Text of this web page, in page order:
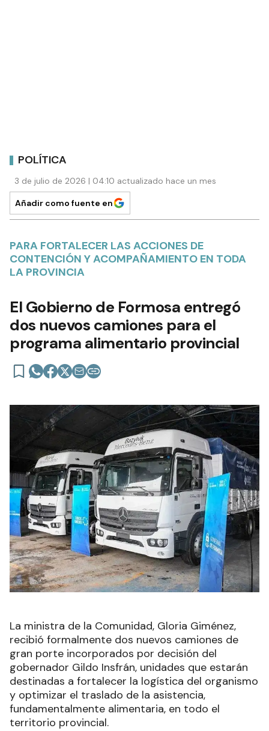
POLÍTICA
3 de julio de 2026 | 04:10 actualizado hace un mes
Añadir como fuente en
PARA FORTALECER LAS ACCIONES DE
CONTENCIÓN Y ACOMPAÑAMIENTO EN TODA
LA PROVINCIA
El Gobierno de Formosa entregó
dos nuevos camiones para el
programa alimentario provincial
La ministra de la Comunidad, Gloria Giménez,
recibió formalmente dos nuevos camiones de
gran porte incorporados por decisión del
gobernador Gildo Insfrán, unidades que estarán
destinadas a fortalecer la logística del organismo
y optimizar el traslado de la asistencia,
fundamentalmente alimentaria, en todo el
territorio provincial.